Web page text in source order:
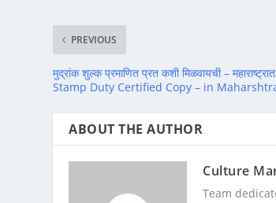
PREVIOUS
मुद्रांक शुल्क प्रमाणित प्रत कशी मिळवायची –
Stamp Duty Certified Copy – in
ABOUT THE AUTHOR
Culture
Team